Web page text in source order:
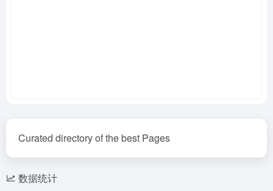
Curated directory of the best Pages
数据统计